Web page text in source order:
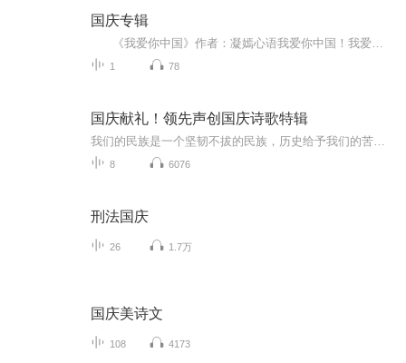
国庆专辑
1 78
国庆献礼！领先声创国庆诗歌特辑
8 6076
刑法国庆
26 1.7万
国庆美诗文
108 4173